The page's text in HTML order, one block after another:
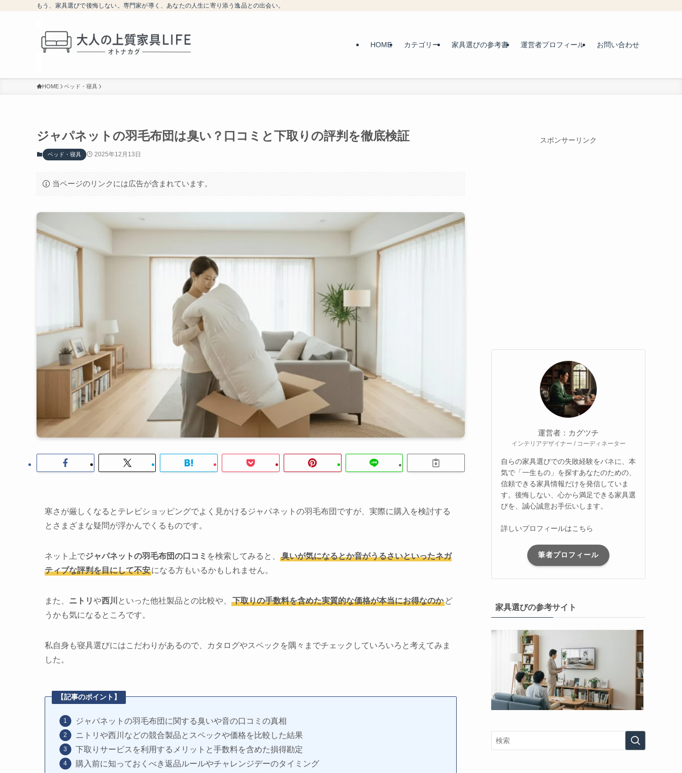
もう、家具選びで後悔しない。専門家が導く、あなたの人生に寄り添う逸品との出会い。
HOME カテゴリー 家具選びの参考書 運営者プロフィール お問い合わせ
HOME ベッド・寝具
ジャパネットの羽毛布団は臭い？口コミと下取りの評判を徹底検証
ベッド・寝具 2025年12月13日
当ページのリンクには広告が含まれています。
寒さが厳しくなるとテレビショッピングでよく見かけるジャパネットの羽毛布団ですが、実際に購入を検討する
とさまざまな疑問が浮かんでくるものです。
ネット上でジャパネットの羽毛布団の口コミ を検索してみると、
臭いが気になるとか音がうるさいといったネガ
ティブな評判を目にして不安になる方もいるかもしれません。
また、 ニトリや西川 といった他社製品との比較や、 下取りの手数料を含めた実質的な価格が本当にお得なのか ど
うかも気になるところです。
私自身も寝具選びにはこだわりがあるので、カタログやスペックを隅々までチェックしていろいろと考えてみま
した。
【記事のポイント】
ジャパネットの羽毛布団に関する臭いや音の口コミの真相
ニトリや西川などの競合製品とスペックや価格を比較した結果
下取りサービスを利用するメリットと手数料を含めた損得勘定
購入前に知っておくべき返品ルールやチャレンジデーのタイミング
スポンサーリンク
運営者：カグツチ
インテリアデザイナー / コーディネーター
自らの家具選びでの失敗経験をバネに、本
気で「一生もの」を探すあなたのための、
信頼できる家具情報だけを発信していま
す。後悔しない、心から満足できる家具選
びを、誠心誠意お手伝いします。
詳しいプロフィールはこちら
筆者プロフィール
家具選びの参考サイト